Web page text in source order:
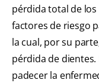
pérdida total de
factores de riesgo
la cual, por su
pérdida de
padecer la